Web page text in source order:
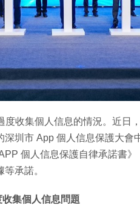
度收集個人信息的情況。近日
圳市 App 個人信息保護大會
個人信息保護自律承諾書》
承諾。
集個人信息問題